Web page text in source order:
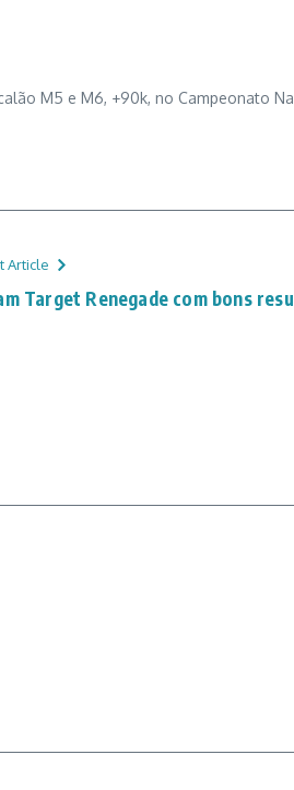
M5 e M6, +90k, no Campeonato
Article
Target Renegade com bons